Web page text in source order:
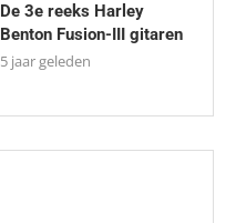
De 3e reeks Harley
Benton Fusion-III gitaren
5 jaar geleden